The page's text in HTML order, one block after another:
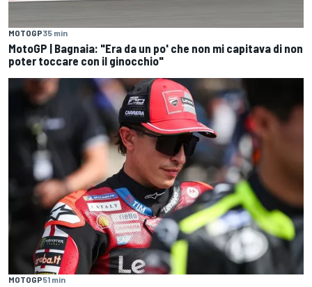
MOTOGP35 min
MotoGP | Bagnaia: "Era da un po' che non mi capitava di non
poter toccare con il ginocchio"
MOTOGP51 min